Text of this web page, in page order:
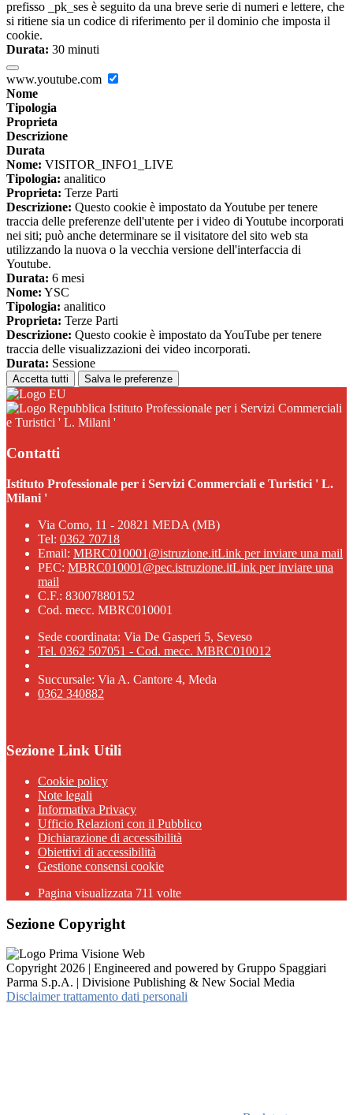
prefisso _pk_ses è seguito da una breve serie di numeri e lettere, che
si ritiene sia un codice di riferimento per il dominio che imposta il
cookie.
Durata: 30 minuti
www.youtube.com
Nome
Tipologia
Proprieta
Descrizione
Durata
Nome: VISITOR_INFO1_LIVE
Tipologia: analitico
Proprieta: Terze Parti
Descrizione: Questo cookie è impostato da Youtube per tenere
traccia delle preferenze dell'utente per i video di Youtube incorporati
nei siti; può anche determinare se il visitatore del sito web sta
utilizzando la nuova o la vecchia versione dell'interfaccia di
Youtube.
Durata: 6 mesi
Nome: YSC
Tipologia: analitico
Proprieta: Terze Parti
Descrizione: Questo cookie è impostato da YouTube per tenere
traccia delle visualizzazioni dei video incorporati.
Durata: Sessione
Accetta tutti Salva le preferenze
Istituto Professionale per i Servizi Commerciali
e Turistici ' L. Milani '
Contatti
Istituto Professionale per i Servizi Commerciali e Turistici ' L.
Milani '
Via Como, 11 - 20821 MEDA (MB)
Tel: 0362 70718
Email: MBRC010001@istruzione.itLink per inviare una mail
PEC: MBRC010001@pec.istruzione.itLink per inviare una
mail
C.F.: 83007880152
Cod. mecc. MBRC010001
Sede coordinata: Via De Gasperi 5, Seveso
Tel. 0362 507051 - Cod. mecc. MBRC010012
Succursale: Via A. Cantore 4, Meda
0362 340882
Sezione Link Utili
Cookie policy
Note legali
Informativa Privacy
Ufficio Relazioni con il Pubblico
Dichiarazione di accessibilità
Obiettivi di accessibilità
Gestione consensi cookie
Pagina visualizzata 711 volte
Sezione Copyright
Copyright 2026 | Engineered and powered by Gruppo Spaggiari
Parma S.p.A. | Divisione Publishing & New Social Media
Disclaimer trattamento dati personali